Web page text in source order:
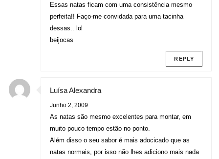
Essas natas ficam com uma consistência mesmo
perfeita!! Faço-me convidada para uma tacinha
dessas.. lol
beijocas
REPLY
Luísa Alexandra
Junho 2, 2009
As natas são mesmo excelentes para montar, em
muito pouco tempo estão no ponto.
Além disso o seu sabor é mais adocicado que as
natas normais, por isso não lhes adiciono mais nada